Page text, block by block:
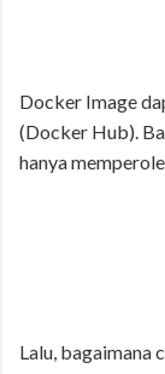
Docker Image
(Docker Hub).
hanya
Lalu, bagaimana